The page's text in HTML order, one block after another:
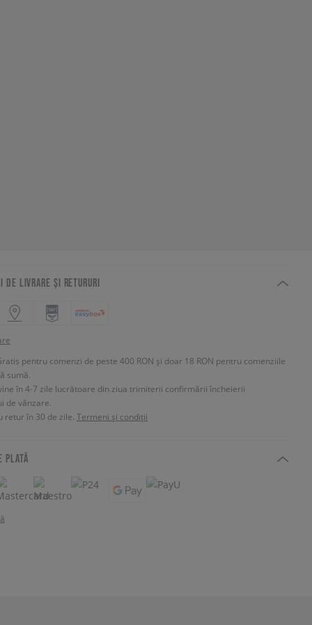
DE LIVRARE ȘI RETURURI
pentru comenzi de peste 400 RON și doar 18 RON pentru comenziile
sumă.
în 4-7 zile lucrătoare din ziua trimiterii confirmării încheierii
de vânzare.
retur în 30 de zile. Termeni și condiții
PLATĂ